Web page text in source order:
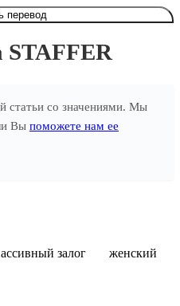
перевод
STAFFER
статьи со значениями. Мы
Вы поможете нам ее
залог
женский